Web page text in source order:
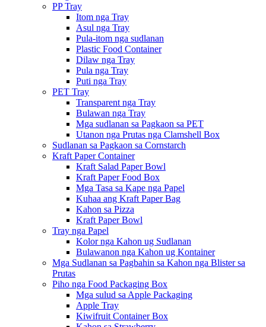
PP Tray
Itom nga Tray
Asul nga Tray
Pula-itom nga sudlanan
Plastic Food Container
Dilaw nga Tray
Pula nga Tray
Puti nga Tray
PET Tray
Transparent nga Tray
Bulawan nga Tray
Mga sudlanan sa Pagkaon sa PET
Utanon nga Prutas nga Clamshell Box
Sudlanan sa Pagkaon sa Cornstarch
Kraft Paper Container
Kraft Salad Paper Bowl
Kraft Paper Food Box
Mga Tasa sa Kape nga Papel
Kuhaa ang Kraft Paper Bag
Kahon sa Pizza
Kraft Paper Bowl
Tray nga Papel
Kolor nga Kahon ug Sudlanan
Bulawanon nga Kahon ug Kontainer
Mga Sudlanan sa Pagbahin sa Kahon nga Blister sa
Prutas
Piho nga Food Packaging Box
Mga sulud sa Apple Packaging
Apple Tray
Kiwifruit Container Box